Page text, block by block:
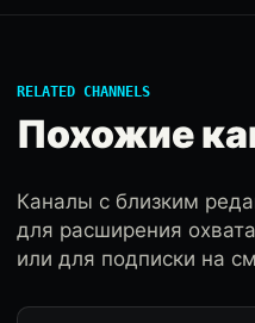
RELATED CHANNELS
Похожие
Каналы с близким
для расширения
или для подписки на